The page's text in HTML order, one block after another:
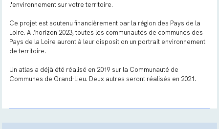
l'environnement sur votre territoire.
Ce projet est soutenu financièrement par la région des Pays de la
Loire. A l’horizon 2023, toutes les communautés de communes des
Pays de la Loire auront à leur disposition un portrait environnement
de territoire.
Un atlas a déjà été réalisé en 2019 sur la Communauté de
Communes de Grand-Lieu. Deux autres seront réalisés en 2021.